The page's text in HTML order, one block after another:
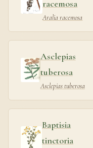
racemosa
Aralia racemosa
Asclepias
tuberosa
Asclepias tuberosa
Baptisia
tinctoria